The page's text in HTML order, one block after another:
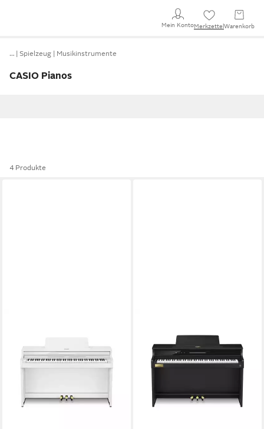
Mein KontoMerkzettel Warenkorb
… Spielzeug Musikinstrumente
CASIO Pianos
4 Produkte